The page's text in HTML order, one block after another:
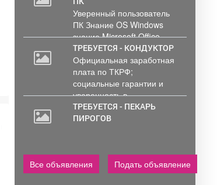
Уверенный пользователь
ПК Знание OS Windows
знание Microsoft Office .
Обработка и...
ТРЕБУЕТСЯ - КОНДУКТОР
Официальная заработная
плата по ТКРФ;
социальные гарантии и
уверенность в...
ТРЕБУЕТСЯ - ПЕКАРЬ
ПИРОГОВ
Все объявления Подать объявление